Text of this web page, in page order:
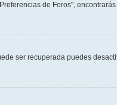
de Foros",
ser recuperada puedes